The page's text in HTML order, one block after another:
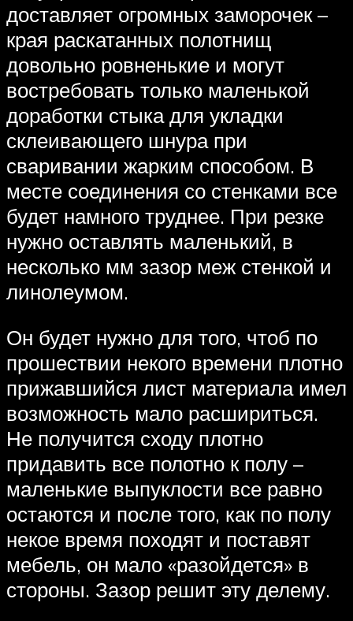
доставляет огромных заморочек –
края раскатанных полотнищ
довольно ровненькие и могут
востребовать только маленькой
доработки стыка для укладки
склеивающего шнура при
сваривании жарким способом. В
месте соединения со стенками все
будет намного труднее. При резке
нужно оставлять маленький, в
несколько мм зазор меж стенкой и
линолеумом.
Он будет нужно для того, чтоб по
прошествии некого времени плотно
прижавшийся лист материала имел
возможность мало расшириться.
Не получится сходу плотно
придавить все полотно к полу –
маленькие выпуклости все равно
остаются и после того, как по полу
некое время походят и поставят
мебель, он мало «разойдется» в
стороны. Зазор решит эту делему.